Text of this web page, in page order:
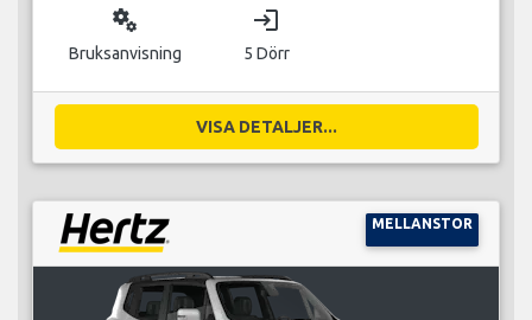
miscellaneous_services
Bruksanvisning
login
5 Dörr
VISA DETALJER...
MELLANSTOR